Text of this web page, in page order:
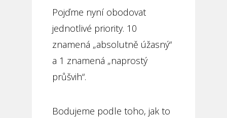
Pojďme nyní obodovat
jednotlivé priority. 10
znamená „absolutně úžasný“
a 1 znamená „naprostý
průšvih“.
Bodujeme podle toho, jak to